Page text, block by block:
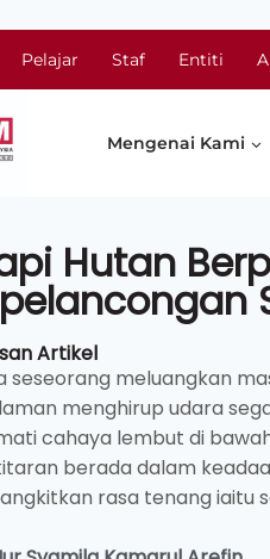
Pelajar Staf Entiti
Mengenai Kami
Hutan
Artikel
seseorang meluangkan
menghirup udara
cahaya lembut di
berada dalam
rasa tenang iaitu